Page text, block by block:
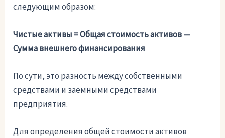
следующим образом:
Чистые активы = Общая стоимость активов —
Сумма внешнего финансирования
По сути, это разность между собственными
средствами и заемными средствами
предприятия.
Для определения общей стоимости активов